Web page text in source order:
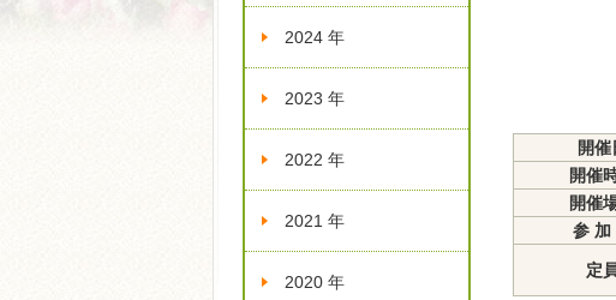
開催
開催
開催
参 加
定
2024 年
2023 年
2022 年
2021 年
2020 年